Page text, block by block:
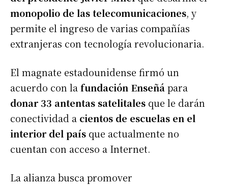
monopolio de las telecomunicaciones, y
permite el ingreso de varias compañías
extranjeras con tecnología revolucionaria.
El magnate estadounidense firmó un
acuerdo con la fundación Enseñápara
donar 33 antentas satelitales que le darán
conectividad a cientos de escuelas en el
interior del país que actualmente no
cuentan con acceso a Internet.
La alianza busca promover